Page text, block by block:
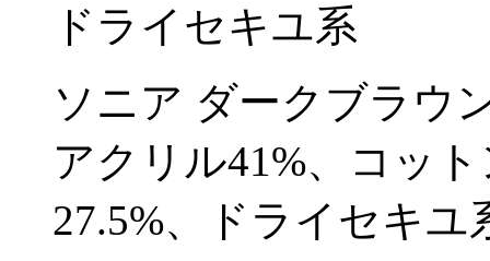
ドライセキユ系
ソニア ダークブラウ
アクリル41%、コッ
27.5%、ドライセキユ